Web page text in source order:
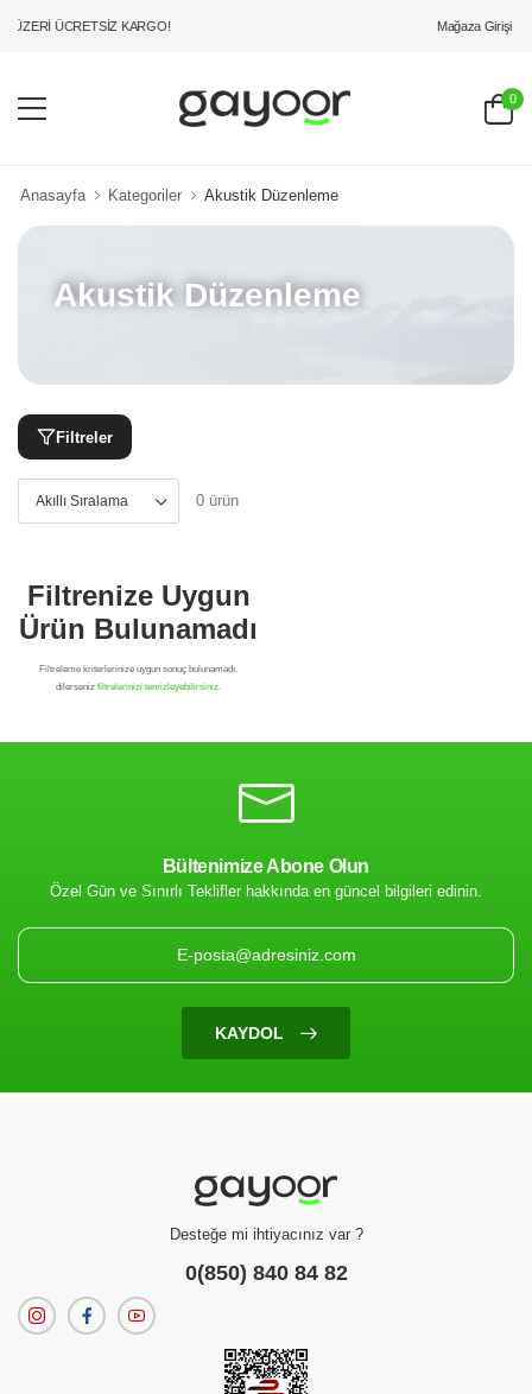
ÜCRETSİZ KARGO! Mağaza Girişi
0
Anasayfa Kategoriler Akustik Düzenleme
Akustik Düzenleme
Filtreler
0 ürün
Filtrenize Uygun
Ürün Bulunamadı
Bültenimize Abone Olun
Özel Gün ve Sınırlı Teklifler hakkında en güncel bilgileri edinin.
KAYDOL
Desteğe mi ihtiyacınız var ?
0(850) 840 84 82